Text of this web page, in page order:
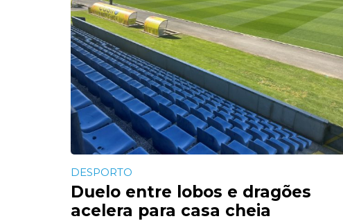
DESPORTO
Duelo entre lobos e dragões
acelera para casa cheia